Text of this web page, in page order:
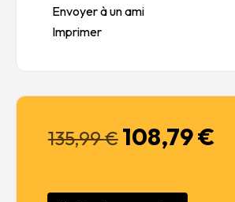
Envoyer à un ami
Imprimer
135,99€ Le
était :
108,79€Le